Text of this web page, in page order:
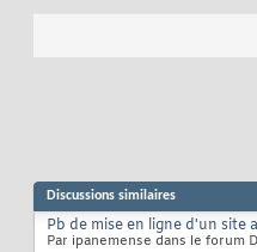
Discussions similaires
Pb de mise en ligne d'un site
Par ipanemense dans le forum